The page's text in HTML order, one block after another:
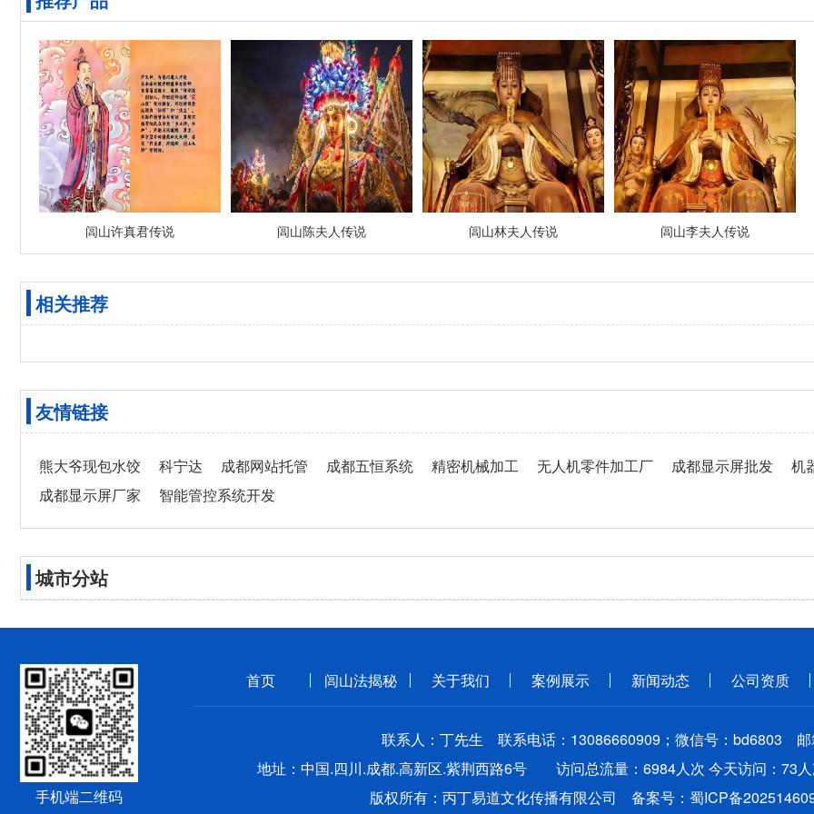
闾山许真君传说 闾山陈夫人传说 闾山林夫人传说 闾山李夫人传说
相关推荐
友情链接
熊大爷现包水饺 科宁达 成都网站托管 成都五恒系统 精密机械加工 无人机零件加工厂 成都显示屏批发 机
成都显示屏厂家
智能管控系统开发
城市分站
手机端二维码
首页 闾山法揭秘 关于我们 案例展示 新闻动态 公司资质
联系人：丁先生 联系电话：13086660909；微信号：bd6803 邮
地址：中国.四川.成都.高新区.紫荆西路6号 访问总流量：6984人次 今天访问：73人
版权所有：丙丁易道文化传播有限公司 备案号：蜀ICP备